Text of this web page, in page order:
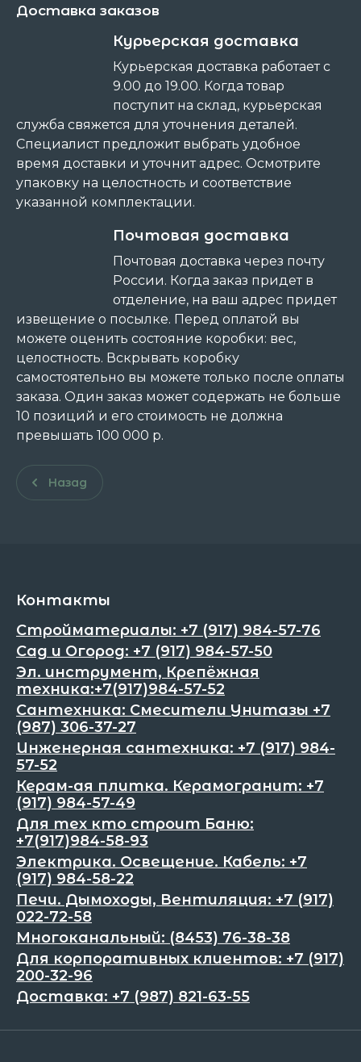
Доставка заказов
Курьерская доставка
Курьерская доставка работает с
9.00 до 19.00. Когда товар
поступит на склад, курьерская
служба свяжется для уточнения деталей.
Специалист предложит выбрать удобное
время доставки и уточнит адрес. Осмотрите
упаковку на целостность и соответствие
указанной комплектации.
Почтовая доставка
Почтовая доставка через почту
России. Когда заказ придет в
отделение, на ваш адрес придет
извещение о посылке. Перед оплатой вы
можете оценить состояние коробки: вес,
целостность. Вскрывать коробку
самостоятельно вы можете только после оплаты
заказа. Один заказ может содержать не больше
10 позиций и его стоимость не должна
превышать 100 000 р.
Назад
Контакты
Стройматериалы: +7 (917) 984-57-76
Сад и Огород: +7 (917) 984-57-50
Эл. инструмент, Крепёжная
техника:+7(917)984-57-52
Сантехника: Смесители Унитазы +7
(987) 306-37-27
Инженерная сантехника: +7 (917) 984-
57-52
Керам-ая плитка. Керамогранит: +7
(917) 984-57-49
Для тех кто строит Баню:
+7(917)984-58-93
Электрика. Освещение. Кабель: +7
(917) 984-58-22
Печи. Дымоходы, Вентиляция: +7 (917)
022-72-58
Многоканальный: (8453) 76-38-38
Для корпоративных клиентов: +7 (917)
200-32-96
Доставка: +7 (987) 821-63-55